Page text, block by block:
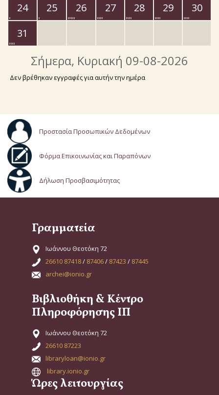
24
25 26 27 28 29
30
31
Σήμερα, Κυριακή 09-08-2026
Δεν βρέθηκαν εγγραφές για αυτήν την ημέρα
Προστασία Προσωπικών Δεδομένων
Φόρμα Επικοινωνίας και Παραπόνων
Δήλωση Προσβασιμότητας
Γραμματεία
Ιωάννου Θεοτόκη 72
26610 87418/ 87406/ 87423 / 87445
archei@ionio.gr
Βιβλιοθήκη & Κέντρο
Πληροφόρησης ΙΠ
Ιωάννου Θεοτόκη 72
26610 87223
libraryloan@ionio.gr
library.ionio.gr
Ώρες λειτουργίας